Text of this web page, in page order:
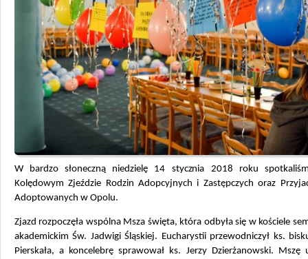
W bardzo słoneczną niedzielę 14 stycznia 2018 roku
Kolędowym Zjeździe Rodzin Adopcyjnych i Zastępczych oraz
Adoptowanych w Opolu.
Zjazd rozpoczęła wspólna Msza święta, która odbyła się w kościele
akademickim Św. Jadwigi Śląskiej. Eucharystii przewodniczył ks.
Pierskała, a koncelebrę sprawował ks. Jerzy Dzierżanowski. Mszę